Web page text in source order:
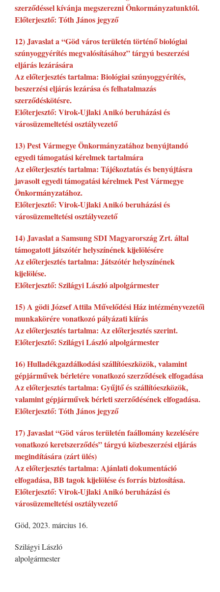
szerződéssel kívánja megszerezni Önkormányzatunktól.
Előterjesztő: Tóth János jegyző
12) Javaslat a “Göd város területén történő biológiai
szúnyoggyérítés megvalósításához” tárgyú beszerzési
eljárás lezárására
Az előterjesztés tartalma: Biológiai szúnyoggyérítés,
beszerzési eljárás lezárása és felhatalmazás
szerződéskötésre.
Előterjesztő: Virok-Ujlaki Anikó beruházási és
városüzemeltetési osztályvezető
13) Pest Vármegye Önkormányzatához benyújtandó
egyedi támogatási kérelmek tartalmára
Az előterjesztés tartalma: Tájékoztatás és benyújtásra
javasolt egyedi támogatási kérelmek Pest Vármegye
Önkormányzatához.
Előterjesztő: Virok-Ujlaki Anikó beruházási és
városüzemeltetési osztályvezető
14) Javaslat a Samsung SDI Magyarország Zrt. által
támogatott játszótér helyszínének kijelölésére
Az előterjesztés tartalma: Játszótér helyszínének
kijelölése.
Előterjesztő: Szilágyi László alpolgármester
15) A gödi József Attila Művelődési Ház intézményvezetői
munkakörére vonatkozó pályázati kiírás
Az előterjesztés tartalma: Az előterjesztés szerint.
Előterjesztő: Szilágyi László alpolgármester
16) Hulladékgazdálkodási szállítóeszközök, valamint
gépjárművek bérletére vonatkozó szerződések elfogadása
Az előterjesztés tartalma: Gyűjtő és szállítóeszközök,
valamint gépjárművek bérleti szerződésének elfogadása.
Előterjesztő: Tóth János jegyző
17) Javaslat “Göd város területén faállomány kezelésére
vonatkozó keretszerződés” tárgyú közbeszerzési eljárás
megindítására (zárt ülés)
Az előterjesztés tartalma: Ajánlati dokumentáció
elfogadása, BB tagok kijelölése és forrás biztosítása.
Előterjesztő: Virok-Ujlaki Anikó beruházási és
városüzemeltetési osztályvezető
Göd, 2023. március 16.
Szilágyi László
alpolgármester